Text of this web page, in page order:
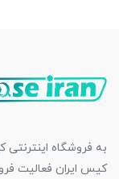
به فروشگاه
کیس ایران فعالیت